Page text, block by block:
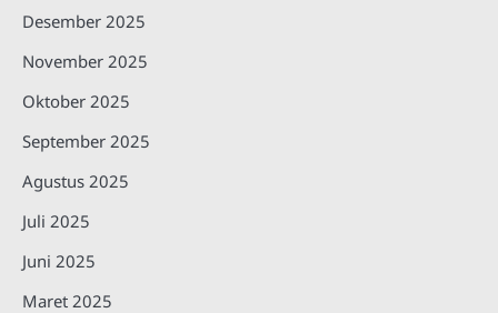
Desember 2025
November 2025
Oktober 2025
September 2025
Agustus 2025
Juli 2025
Juni 2025
Maret 2025